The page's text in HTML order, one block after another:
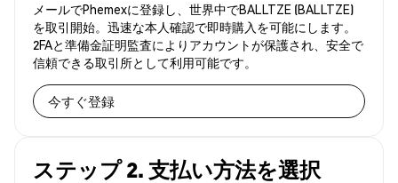
メールでPhemexに登録し、世界中でBALLTZE (BALLTZE)
を取引開始。迅速な本人確認で即時購入を可能にします。
2FAと準備金証明監査によりアカウントが保護され、安全で
信頼できる取引所として利用可能です。
今すぐ登録
ステップ 2. 支払い方法を選択